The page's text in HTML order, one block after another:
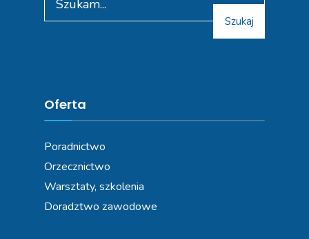
for:
Szukaj
Oferta
Poradnictwo
Orzecznictwo
Warsztaty, szkolenia
Doradztwo zawodowe